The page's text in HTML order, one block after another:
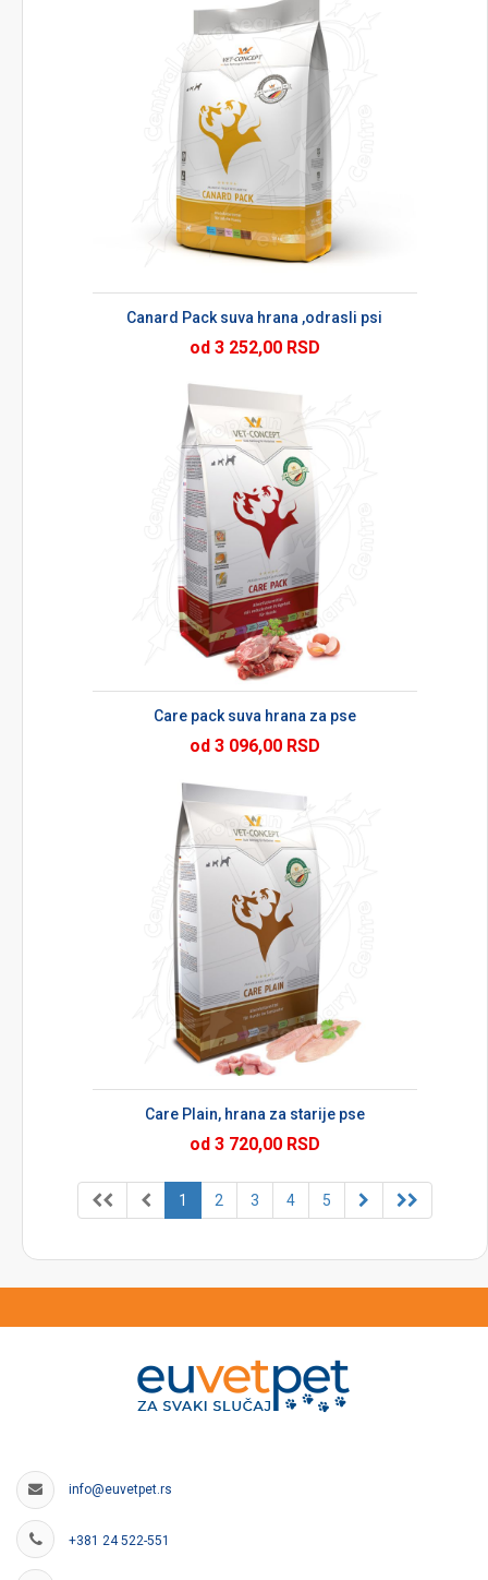
Canard Pack suva hrana ,odrasli psi
od 3 252,00 RSD
Care pack suva hrana za pse
od 3 096,00 RSD
Care Plain, hrana za starije pse
od 3 720,00 RSD
1 2 3 4 5
info@euvetpet.rs
+381 24 522-551